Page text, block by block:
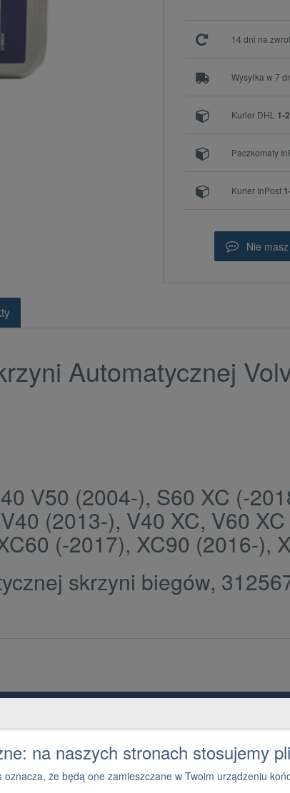
14 dni na zwrot
Wysyłka w 7
Kurier DHL 1-
Paczkomaty
Kurier InPost
Nie
Automatycznej
V50 (2004-), S60 XC (-
(2013-), V40 XC, V60
(-2017), XC90 (2016-),
skrzyni biegów,
na naszych stronach stosujemy
że będą one zamieszczane w Twoim urządzeniu